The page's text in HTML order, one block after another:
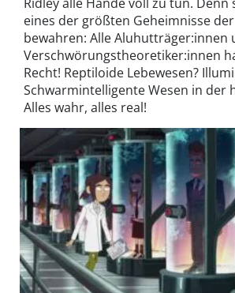
eines der größten Geheimnisse
bewahren: Alle Aluhutträger:innen
Verschwörungstheoretiker:innen
Recht! Reptiloide Lebewesen?
Schwarmintelligente Wesen in der
Alles wahr, alles real!